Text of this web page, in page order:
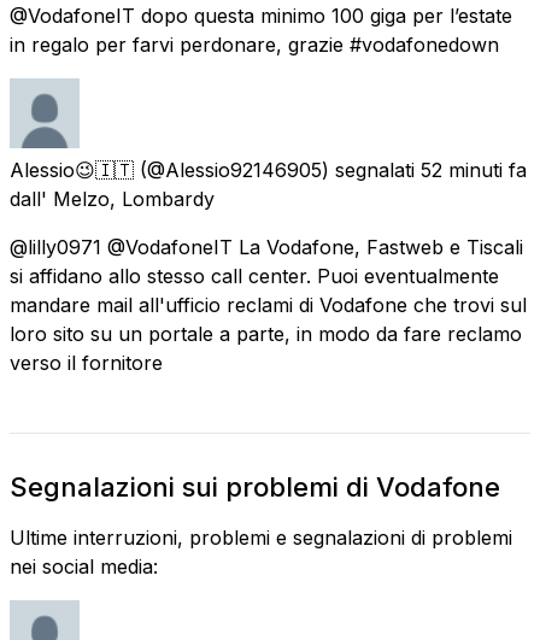
@VodafoneIT dopo questa minimo 100 giga per l’estate
in regalo per farvi perdonare, grazie #vodafonedown
Alessio😉🇮🇹 (@Alessio92146905) segnalati 52 minuti fa
dall' Melzo, Lombardy
@lilly0971 @VodafoneIT La Vodafone, Fastweb e Tiscali
si affidano allo stesso call center. Puoi eventualmente
mandare mail all'ufficio reclami di Vodafone che trovi sul
loro sito su un portale a parte, in modo da fare reclamo
verso il fornitore
Segnalazioni sui problemi di Vodafone
Ultime interruzioni, problemi e segnalazioni di problemi
nei social media: